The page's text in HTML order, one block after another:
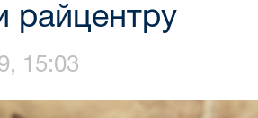
райцентру
15:03